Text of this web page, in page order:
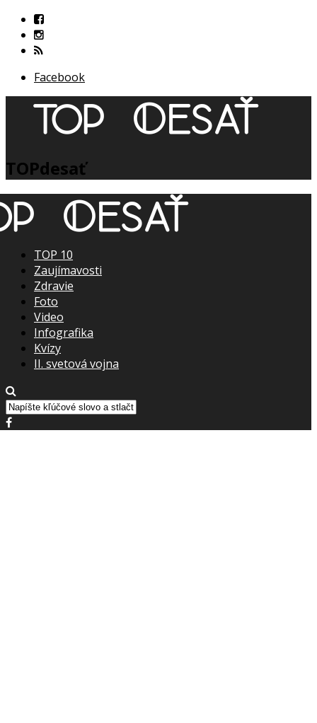
Facebook
TOPdesať
TOP 10
Zaujímavosti
Zdravie
Foto
Video
Infografika
Kvízy
II. svetová vojna